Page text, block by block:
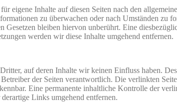
eigene Inhalte auf diesen Seiten nach den
zu überwachen oder nach Umständen
Gesetzen bleiben hiervon unberührt. Eine
werden wir diese Inhalte umgehend entfernen.
auf deren Inhalte wir keinen Einfluss haben.
der Seiten verantwortlich. Die verlinkten
Eine permanente inhaltliche Kontrolle der
Links umgehend entfernen.